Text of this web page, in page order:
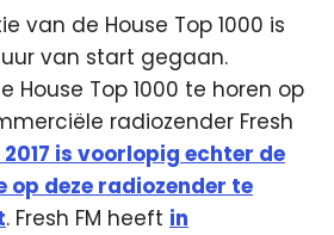
van de House Top 1000 is
van start gegaan.
House Top 1000 te horen op
radiozender Fresh
is voorlopig echter de
deze radiozender te
. Fresh FM heeft in